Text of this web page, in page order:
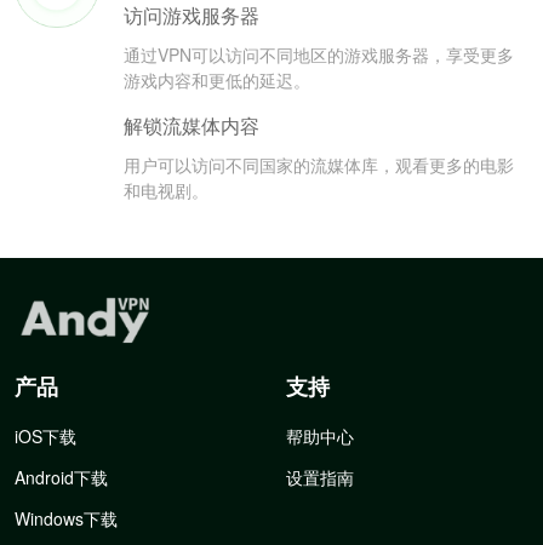
访问游戏服务器
通过VPN可以访问不同地区的游戏服务器，享受更多
游戏内容和更低的延迟。
解锁流媒体内容
用户可以访问不同国家的流媒体库，观看更多的电影
和电视剧。
产品
iOS下载
Android下载
Windows下载
支持
帮助中心
设置指南